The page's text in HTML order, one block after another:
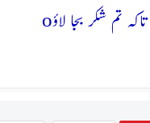
تم شکر بجا لاؤo